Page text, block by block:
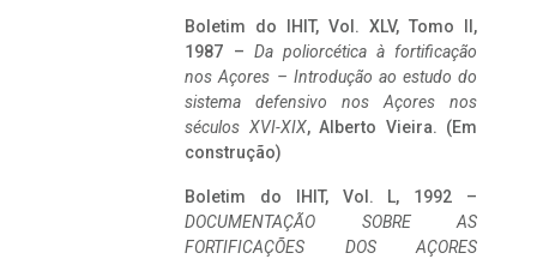
Boletim do IHIT, Vol. XLV, Tomo II,
1987 – Da poliorcética à fortificação
nos Açores – Introdução ao estudo do
sistema defensivo nos Açores nos
séculos XVI-XIX, Alberto Vieira. (Em
construção)
Boletim do IHIT, Vol. L, 1992 –
DOCUMENTAÇÃO SOBRE AS
FORTIFICAÇÕES DOS AÇORES